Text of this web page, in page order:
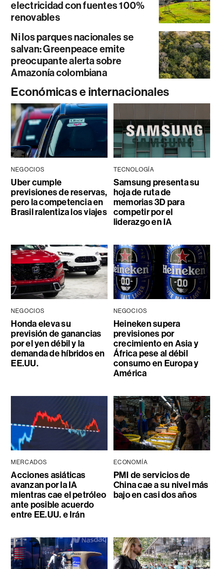
electricidad con fuentes 100%
renovables
Ni los parques nacionales se
salvan: Greenpeace emite
preocupante alerta sobre
Amazonía colombiana
Económicas e internacionales
NEGOCIOS
Uber cumple
previsiones de reservas,
pero la competencia en
Brasil ralentiza los viajes
TECNOLOGÍA
Samsung presenta su
hoja de ruta de
memorias 3D para
competir por el
liderazgo en IA
NEGOCIOS
Honda eleva su
previsión de ganancias
por el yen débil y la
demanda de híbridos en
EE.UU.
NEGOCIOS
Heineken supera
previsiones por
crecimiento en Asia y
África pese al débil
consumo en Europa y
América
MERCADOS
Acciones asiáticas
avanzan por la IA
mientras cae el petróleo
ante posible acuerdo
entre EE.UU. e Irán
ECONOMÍA
PMI de servicios de
China cae a su nivel más
bajo en casi dos años